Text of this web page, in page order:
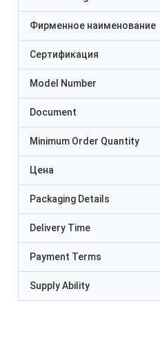
Фирменное наименование
Сертификация
Model Number
Document
Minimum Order Quantity
Цена
Packaging Details
Delivery Time
Payment Terms
Supply Ability